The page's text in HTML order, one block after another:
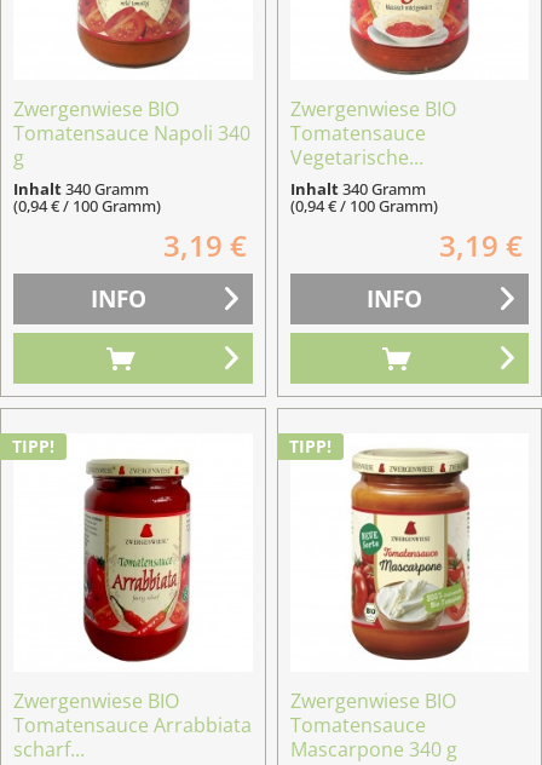
Zwergenwiese BIO
Tomatensauce Napoli 340
g
Inhalt340 Gramm
(0,94 € / 100 Gramm)
3,19 €
INFO
Zwergenwiese BIO
Tomatensauce
Vegetarische...
Inhalt340 Gramm
(0,94 € / 100 Gramm)
3,19 €
INFO
TIPP!
Zwergenwiese BIO
Tomatensauce Arrabbiata
scharf...
TIPP!
Zwergenwiese BIO
Tomatensauce
Mascarpone 340 g